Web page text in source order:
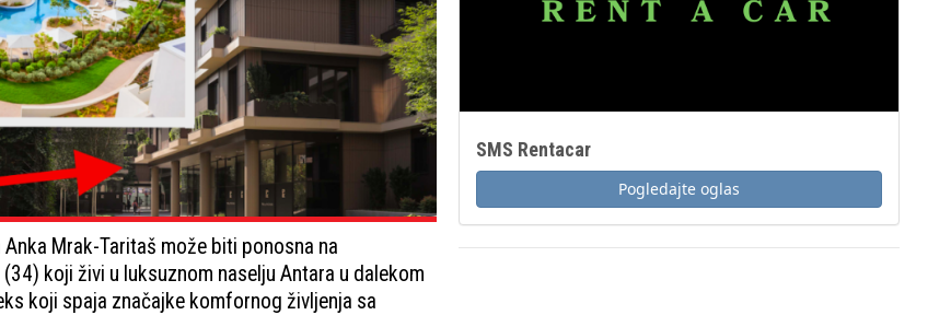
Mrak-Taritaš može biti ponosna na
koji živi u luksuznom naselju Antara u dalekom
koji spaja značajke komfornog življenja sa
SMS Rentacar
Pogledajte oglas